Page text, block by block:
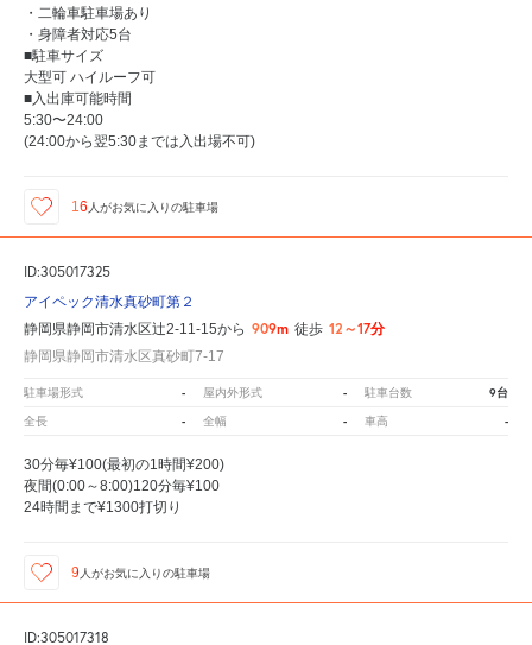
・二輪車駐車場あり
・身障者対応5台
■駐車サイズ
大型可 ハイルーフ可
■入出庫可能時間
5:30〜24:00
(24:00から翌5:30までは入出場不可)
16 人がお気に入りの駐車場
ID:305017325
アイペック清水真砂町第２
静岡県静岡市清水区辻2-11-15から 909m 徒歩 12～17分
静岡県静岡市清水区真砂町7-17
駐車場形式 - 屋内外形式 - 駐車台数 9台
全長 - 全幅 - 車高 -
30分毎¥100(最初の1時間¥200)
夜間(0:00～8:00)120分毎¥100
24時間まで¥1300打切り
9 人がお気に入りの駐車場
ID:305017318